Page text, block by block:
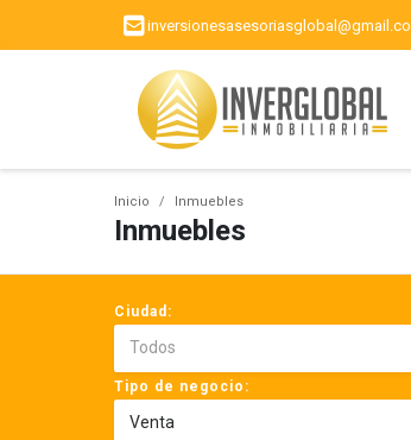
Inicio Inmuebles
Inmuebles
Ciudad:
Todos
Tipo de negocio:
Venta